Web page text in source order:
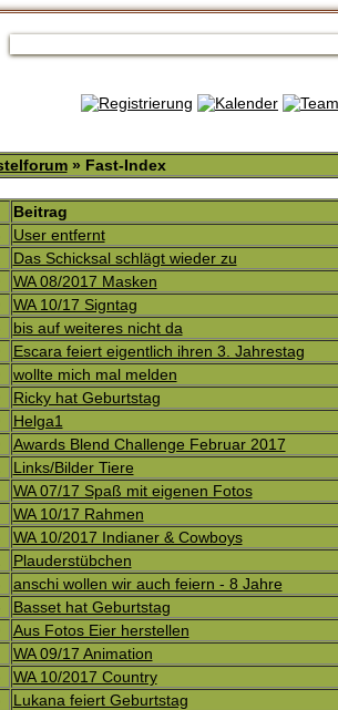
» Fast-Index
Beitrag
User entfernt
Das Schicksal schlägt wieder zu
WA 08/2017 Masken
WA 10/17 Signtag
bis auf weiteres nicht da
Escara feiert eigentlich ihren 3. Jahrestag
wollte mich mal melden
Ricky hat Geburtstag
Helga1
Awards Blend Challenge Februar 2017
Links/Bilder Tiere
WA 07/17 Spaß mit eigenen Fotos
WA 10/17 Rahmen
WA 10/2017 Indianer & Cowboys
Plauderstübchen
anschi wollen wir auch feiern - 8 Jahre
Basset hat Geburtstag
Aus Fotos Eier herstellen
WA 09/17 Animation
WA 10/2017 Country
Lukana feiert Geburtstag